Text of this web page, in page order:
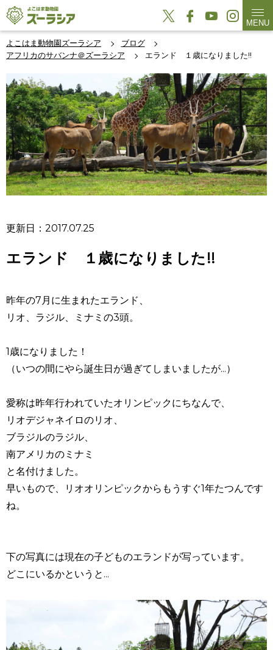
MENU
よこはま動物園ズーラシア
ブログ
アフリカのサバンナ＠ズーラシア
エランド １歳になりました!!
更新日：2017.07.25
エランド １歳になりました!!
昨年の7月に生まれたエランド、
リオ、ラジル、ミナミの3頭。
1歳になりました！
（いつの間にやら誕生日が過ぎてしまいましたが...）
愛称は昨年行われていたオリンピックにちなんで、
リオデジャネイロのリオ、
ブラジルのラジル、
南アメリカのミナミ
と名付けました。
早いもので、リオオリンピックからもうすぐ1年たつんです
ね。
下の写真には現在の子どものエランドが写っています。
どこにいるかというと...